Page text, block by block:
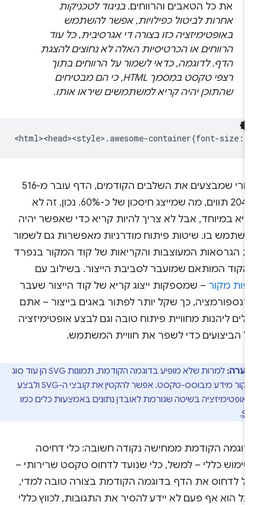
את כל הטאבים והרווחים.בניגוד לטכניקות
אחרות לביטול כפילויות, אפשר להשתמש
באופטימיזציה כזו בצורה די אגרסיבית, כל עוד
הרווחים או הכרטיסיות האלה לא נחוצים להצגת
הדף. לדוגמה, כדאי לשמור על הרווחים בתוך
רצפי טקסט במסמך HTML, כי הם מבטיחים
שהתוכן יהיה קריא למשתמשים שיראו אותו.
אחרי שמבצעים את השלבים הקודמים, הדף עובר מ-516
ל-204 תווים, מה שמייצג חיסכון של כ-60%. נכון, זה לא
במיוחד, אבל לא צריך להיות קריא כדי שאפשר יהיה
בו. שיטות פיתוח מודרניות מאפשרות גם לשמור
הגרסאות המעוצבות והקריאות של קוד המקור בנפרד
המותאם שמועבר לסביבת הייצור. בשילוב עם
מקור– שמספקות ייצוג קריא של קוד הייצור שעבר
כך שקל יותר לפתור באגים בייצור – אתם
ליהנות מחוויית פיתוח טובה וגם לבצע אופטימיזציה
הביצועים כדי לשפר את חוויית המשתמש.
הערה:
למרות שלא מופיע בדוגמה הקודמת, תמונות SVG הן עוד סוג
של מקור מידע מבוסס-טקסט. אפשר להקטין את קובצי ה-SVG ולבצע
בשיטה שגורמת לאובדן נתונים באמצעות כלים כמו
הקודמת ממחישה נקודה חשובה: כלי דחיסה
כללי – למשל, כלי שנועד לדחוס טקסט שרירותי –
לדחוס את הדף בדוגמה הקודמת בצורה טובה למדי,
הוא אף פעם לא יידע להסיר את התגובות, לכווץ כללי